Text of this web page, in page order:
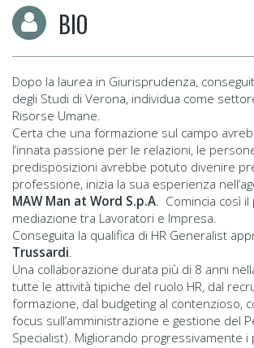
BIO
Dopo la laurea in Giurisprudenza,
degli Studi di Verona, individua come
Risorse Umane.
Certa che una formazione sul campo
l’innata passione per le relazioni, le
predisposizioni avrebbe potuto divenire
professione, inizia la sua esperienza
MAW Man at Word S.p.A. Comincia così
mediazione tra Lavoratori e Impresa.
Conseguita la qualifica di HR Generalist
Trussardi.
Una collaborazione durata più di 8 anni
tutte le attività tipiche del ruolo HR, dal
formazione, dal budgeting al contenzioso,
focus sull’amministrazione e gestione del
Specialist). Migliorando progressivamente i